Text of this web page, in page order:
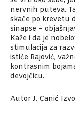
nervnih puteva.
skače po krevetu
sinapse –
Kaže i da je
stimulacija za
ističe Rajović,
kontrasnim
devojčicu.
Autor J. Canić